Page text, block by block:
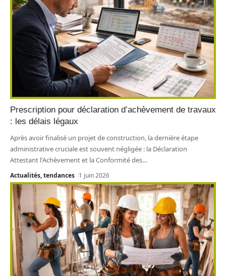
Prescription pour déclaration d’achèvement de travaux
: les délais légaux
Après avoir finalisé un projet de construction, la dernière étape
administrative cruciale est souvent négligée : la Déclaration
Attestant l'Achèvement et la Conformité des…
Actualités, tendances 1 juin 2026